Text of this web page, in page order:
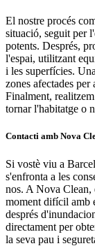
El nostre procés
situació, seguit per
potents. Després,
l'espai, utilitzant
i les superfícies.
zones afectades per
Finalment,
tornar l'habitatge o
Contacti amb Nova
Si vostè viu a
s'enfronta a les
nos. A Nova Clean,
moment difícil amb
després
directament per
la seva pau i